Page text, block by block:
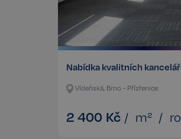
Nabídka kvalitních
Vídeňská, Brno - Přízřenice
2 400 Kč / m² /